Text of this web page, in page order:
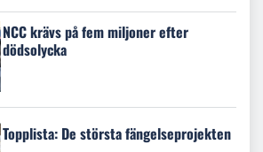
NCC krävs på fem miljoner efter
dödsolycka
Topplista: De största fängelseprojekten